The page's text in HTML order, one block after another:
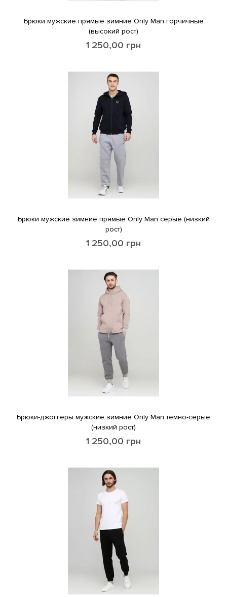
Брюки мужские прямые зимние Only Man горчичные
(высокий рост)
1 250,00 грн
Брюки мужские зимние прямые Only Man серые (низкий
рост)
1 250,00 грн
Брюки-джоггеры мужские зимние Only Man темно-серые
(низкий рост)
1 250,00 грн